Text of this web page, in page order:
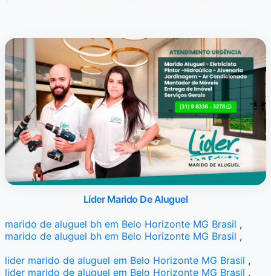
Líder Marido De Aluguel
marido de aluguel bh em Belo Horizonte MG Brasil ,
marido de aluguel bh em Belo Horizonte MG Brasil ,
lider marido de aluguel em Belo Horizonte MG Brasil ,
lider marido de aluguel em Belo Horizonte MG Brasil ,